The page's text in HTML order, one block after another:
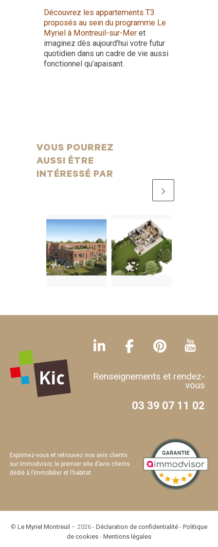
Découvrez les appartements T3
proposés au sein du programme Le
Myriel à Montreuil-sur-Mer et
imaginez dès aujourd’hui votre futur
quotidien dans un cadre de vie aussi
fonctionnel qu’apaisant.
VOUS POURREZ
AUSSI ÊTRE
INTÉRESSÉ PAR
Renseignements et rendez-
vous
03 39 07 11 02
Exprimez-vous et retrouvez nos avis clients
sur Immodvisor, le premier site d’avis clients
dédié à l’immobilier et l’habitat
© Le Myriel Montreuil – 2026 - Déclaration de confidentialité - Politique
de cookies - Mentions légales